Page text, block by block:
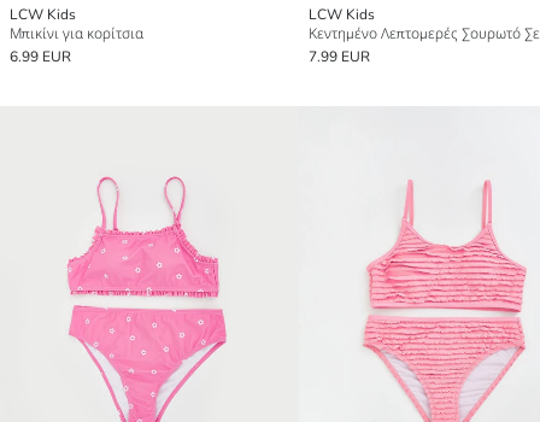
LCW Kids
Μπικίνι για κορίτσια
6.99 EUR
LCW Kids
7.99 EUR